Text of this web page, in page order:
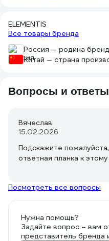
ELEMENTIS
Все товары бренда
Россия — родина
Китай — страна
Вопросы и ответы
Вячеслав
15.02.2026
Подскажите
ответная планка к
Посмотреть все вопросы
Нужна помощь?
Задайте вопрос – вам
представитель бренда